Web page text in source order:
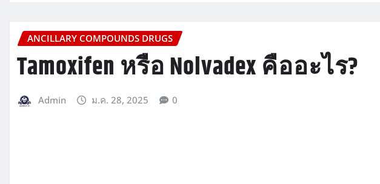
ANCILLARY COMPOUNDS DRUGS
Tamoxifen หรือ Nolvadex คืออะไร?
Admin ม.ค. 28, 2025 0